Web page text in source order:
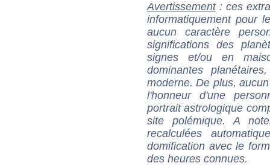
Avertissement: ces
informatiquement pour
aucun caractère
significations des
signes et/ou en
dominantes
moderne. De plus,
l'honneur d'une
portrait astrologique
site polémique. A
recalculées
domification avec le
des heures connues.